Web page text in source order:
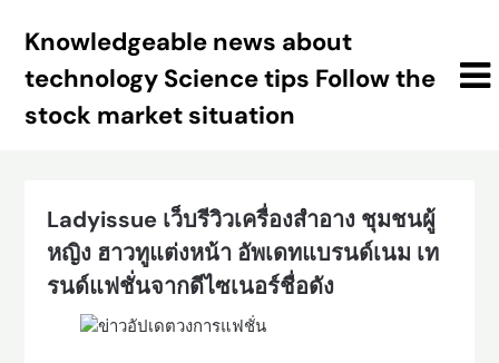
Knowledgeable news about
technology Science tips Follow the
stock market situation
Ladyissue เว็บรีวิวเครื่องสำอาง ชุมชนผู้
หญิง ฮาวทูแต่งหน้า อัพเดทแบรนด์เนม เท
รนด์แฟชั่นจากดีไซเนอร์ชื่อดัง